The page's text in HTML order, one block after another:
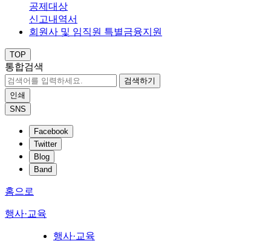
공제대상
신고내역서
회원사 및 임직원 특별금융지원
TOP
통합검색
검색하기
인쇄
SNS
Facebook
Twitter
Blog
Band
홈으로
행사·교육
행사·교육